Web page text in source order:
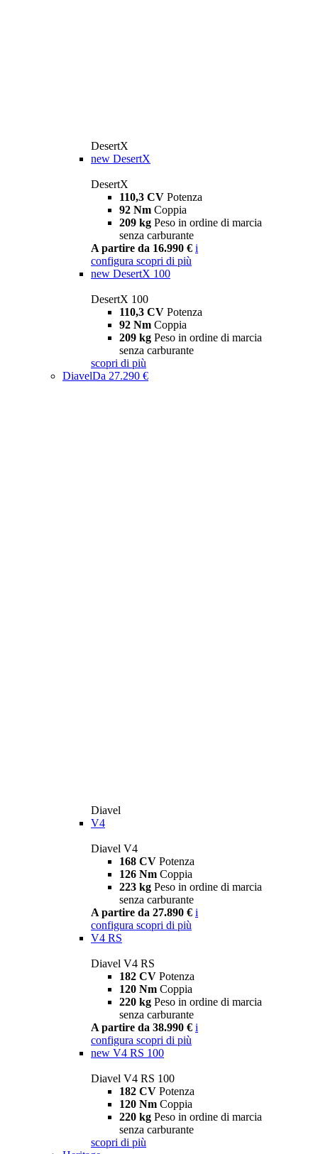
DesertX
new DesertX
DesertX
110,3 CV Potenza
92 Nm Coppia
209 kg Peso in ordine di marcia
senza carburante
A partire da 16.990 € i
configura scopri di più
new DesertX 100
DesertX 100
110,3 CV Potenza
92 Nm Coppia
209 kg Peso in ordine di marcia
senza carburante
scopri di più
DiavelDa 27.290 €
Diavel
V4
Diavel V4
168 CV Potenza
126 Nm Coppia
223 kg Peso in ordine di marcia
senza carburante
A partire da 27.890 € i
configura scopri di più
V4 RS
Diavel V4 RS
182 CV Potenza
120 Nm Coppia
220 kg Peso in ordine di marcia
senza carburante
A partire da 38.990 € i
configura scopri di più
new V4 RS 100
Diavel V4 RS 100
182 CV Potenza
120 Nm Coppia
220 kg Peso in ordine di marcia
senza carburante
scopri di più